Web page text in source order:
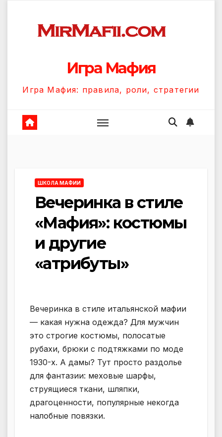
содержанию
Игра Мафия
Игра Мафия: правила, роли, стратегии
ШКОЛА МАФИИ
Вечеринка в стиле
«Мафия»: костюмы
и другие
«атрибуты»
Вечеринка в стиле итальянской мафии
— какая нужна одежда? Для мужчин
это строгие костюмы, полосатые
рубахи, брюки с подтяжками по моде
1930-х. А дамы? Тут просто раздолье
для фантазии: меховые шарфы,
струящиеся ткани, шляпки,
драгоценности, популярные некогда
налобные повязки.